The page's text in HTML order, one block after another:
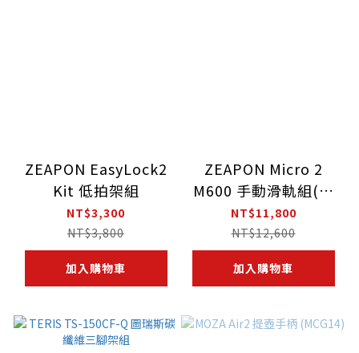
ZEAPON EasyLock2
Kit 低拍架組
NT$3,300
NT$3,800
加入購物車
ZEAPON Micro 2
M600 手動滑軌組(含
低拍架)
NT$11,800
NT$12,600
加入購物車